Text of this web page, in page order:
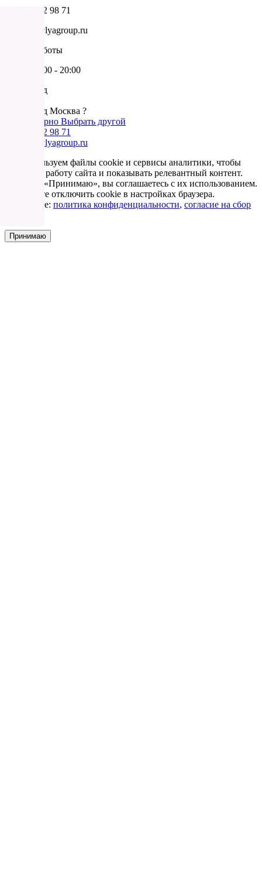
+7 985 002 98 71
info@krovlyagroup.ru
Режим работы
Пн-Пт: 9:00 - 20:00
Ваш город
Ваш город Москва ?
Да, все верно Выбрать другой
+7 985 002 98 71
info@krovlyagroup.ru
Мы используем файлы cookie и сервисы аналитики, чтобы
улучшить работу сайта и показывать релевантный контент.
Нажимая «Принимаю», вы соглашаетесь с их использованием.
Вы можете отключить cookie в настройках браузера.
Подробнее: политика конфиденциальности, согласие на сбор
Принимаю